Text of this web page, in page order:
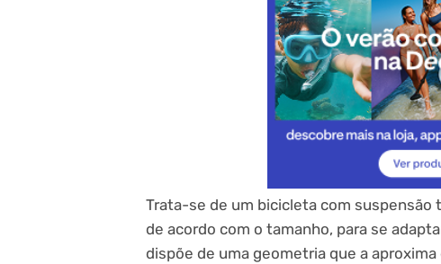
Trata-se de um bicicleta com suspensão
de acordo com o tamanho, para se
dispõe de uma geometria que a